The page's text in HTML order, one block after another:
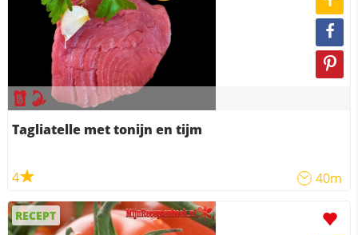
Tagliatelle met tonijn en tijm
4 40m
RECEPT